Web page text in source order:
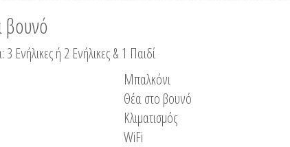
βουνό
3 Ενήλικες ή 2 Ενήλικες & 1 Παιδί
Μπαλκόνι
Θέα στο βουνό
Κλιματισμός
WiFi